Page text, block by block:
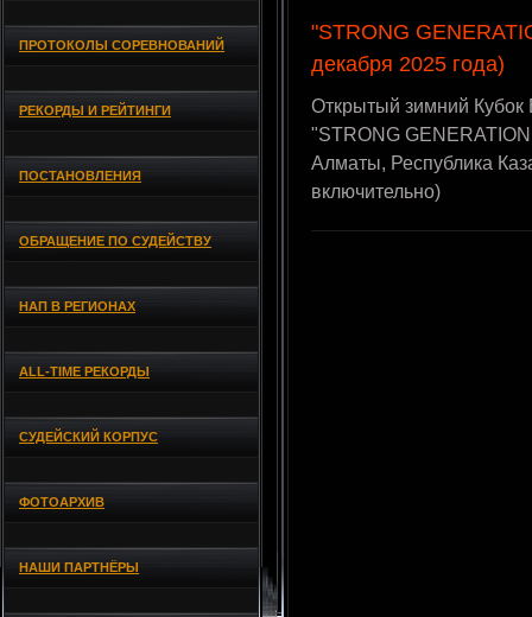
ПРОТОКОЛЫ СОРЕВНОВАНИЙ
РЕКОРДЫ И РЕЙТИНГИ
ПОСТАНОВЛЕНИЯ
ОБРАЩЕНИЕ ПО СУДЕЙСТВУ
НАП В РЕГИОНАХ
ALL-TIME РЕКОРДЫ
СУДЕЙСКИЙ КОРПУС
ФОТОАРХИВ
НАШИ ПАРТНЁРЫ
"STRONG
декабря 2025 года)
Открытый зимний
"STRONG
Алматы, Республика
включительно)